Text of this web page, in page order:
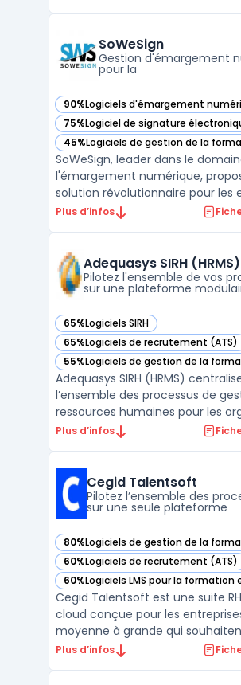
mondialement, Formaeva
analyse détaillée et une
continu ...
SoWeSign
Gestion d'émargement
pour la
90%Logiciels d'émargement
— voir SoWeSign dans cette
75%Logiciel de signature
— voir SoWeSign dans cette
45%Logiciels de gestion de la
— voir SoWeSign dans cette
SoWeSign, leader dans le
l'émargement numérique,
solution révolutionnaire pour les
et les organismes de formation.
offrant une digitalisation
processus d'émargement. E ...
Plus d’infos
Adequasys SIRH (HRMS)
Pilotez l'ensemble de vos
sur une plateforme
65%Logiciels SIRH
— voir Adequasys SIRH (HRMS) dans
65%Logiciels de recrutement (ATS)
— voir Adequasys SIRH (HRMS) dans
55%Logiciels de gestion de la
— voir Adequasys SIRH (HRMS) dans
Adequasys SIRH (HRMS)
l’ensemble des processus de
ressources humaines pour les
de 100 à 10 000 employés,
logiciel modulaire est conçu
gestion des informat ...
Plus d’infos
Cegid Talentsoft
Pilotez l’ensemble des
sur une seule plateforme
80%Logiciels de gestion de la
— voir Cegid Talentsoft dans cette
60%Logiciels de recrutement (ATS)
— voir Cegid Talentsoft dans cette
60%Logiciels LMS pour la formation
— voir Cegid Talentsoft dans cette
Cegid Talentsoft est une suite
cloud conçue pour les
moyenne à grande qui
centraliser la gestion des
Plus d’infos